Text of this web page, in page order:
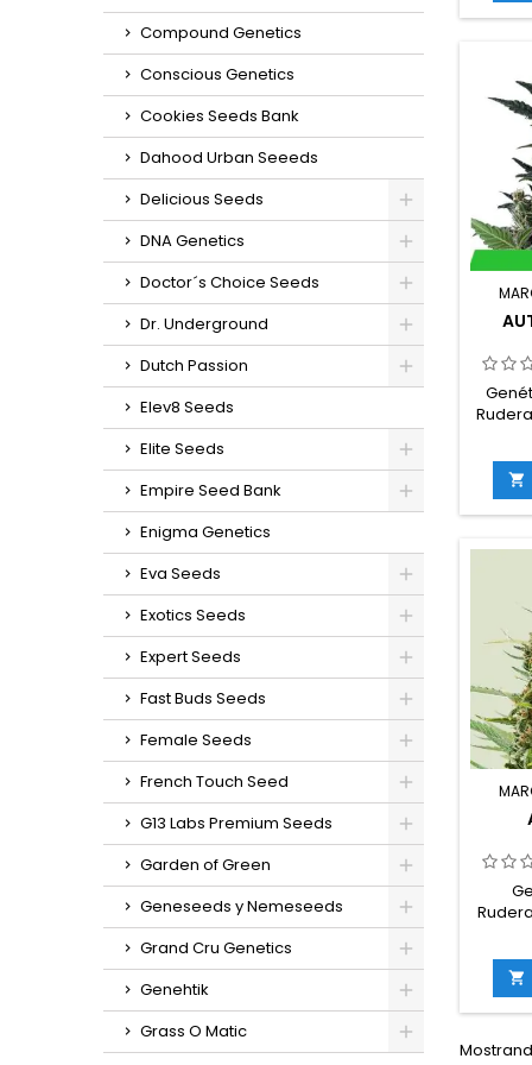
Compound Genetics
Conscious Genetics
Cookies Seeds Bank
Dahood Urban Seeeds
Delicious Seeds
DNA Genetics
Doctor´s Choice Seeds
Dr. Underground
Dutch Passion
Elev8 Seeds
Elite Seeds
Empire Seed Bank
Enigma Genetics
Eva Seeds
Exotics Seeds
Expert Seeds
Fast Buds Seeds
Female Seeds
French Touch Seed
G13 Labs Premium Seeds
Garden of Green
Geneseeds y Nemeseeds
Grand Cru Genetics
Genehtik
Grass O Matic
g/
g/
en
g/
g/

